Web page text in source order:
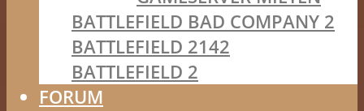
BATTLEFIELD BAD COMPANY 2
BATTLEFIELD 2142
BATTLEFIELD 2
FORUM